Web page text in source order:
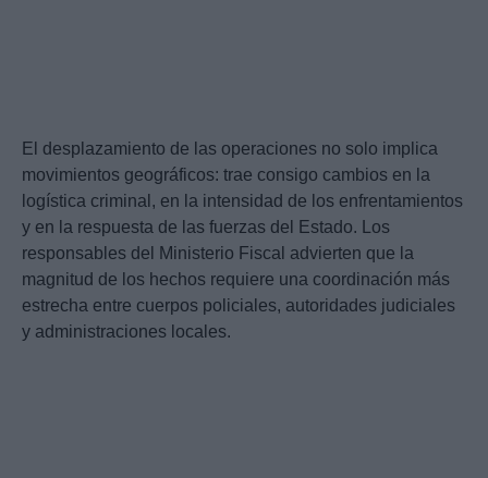
El desplazamiento de las operaciones no solo implica
movimientos geográficos: trae consigo cambios en la
logística criminal, en la intensidad de los enfrentamientos
y en la respuesta de las fuerzas del Estado. Los
responsables del Ministerio Fiscal advierten que la
magnitud de los hechos requiere una coordinación más
estrecha entre cuerpos policiales, autoridades judiciales
y administraciones locales.